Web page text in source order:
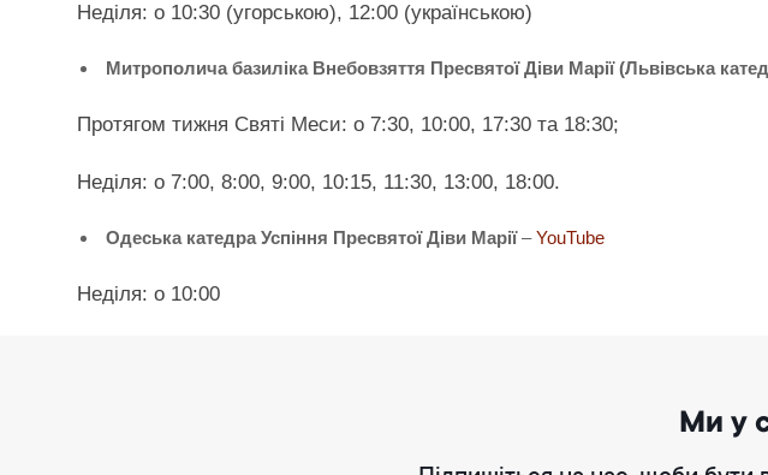
Неділя: о 10:30 (угорською), 12:00 (українською)
Митрополича базиліка Внебовзяття Пресвятої Діви Марії (Львівська
Протягом тижня Святі Меси: о 7:30, 10:00, 17:30 та 18:30;
Неділя: о 7:00, 8:00, 9:00, 10:15, 11:30, 13:00, 18:00.
Одеська катедра Успіння Пресвятої Діви Марії– YouTube
Неділя: о 10:00
Ми у